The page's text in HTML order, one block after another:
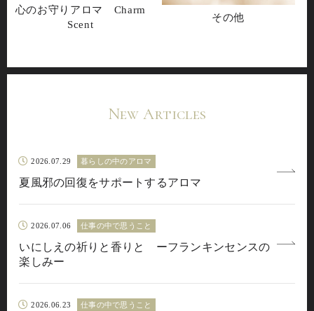
心のお守りアロマ Charm
Scent
その他
New Articles
2026.07.29 暮らしの中のアロマ
夏風邪の回復をサポートするアロマ
2026.07.06 仕事の中で思うこと
いにしえの祈りと香りと ーフランキンセンスの
楽しみー
2026.06.23 仕事の中で思うこと